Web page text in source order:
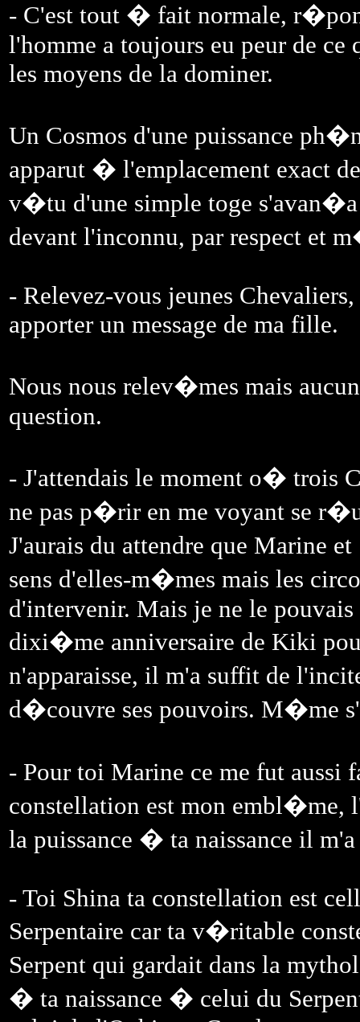
- C'est tout � fait normale,
l'homme a toujours eu peur de ce
les moyens de la dominer.
Un Cosmos d'une puissance
apparut � l'emplacement exact
v�tu d'une simple toge
devant l'inconnu, par respect et
- Relevez-vous jeunes
apporter un message de ma fille.
Nous nous relev�mes mais
question.
- J'attendais le moment o� trois
ne pas p�rir en me voyant se
J'aurais du attendre que Marine
sens d'elles-m�mes mais les
d'intervenir. Mais je ne le
dixi�me anniversaire de Kiki
n'apparaisse, il m'a suffit de
d�couvre ses pouvoirs. M�me
- Pour toi Marine ce me fut
constellation est mon embl�me,
la puissance � ta naissance il
- Toi Shina ta constellation est
Serpentaire car ta v�ritable
Serpent qui gardait dans la
� ta naissance � celui du